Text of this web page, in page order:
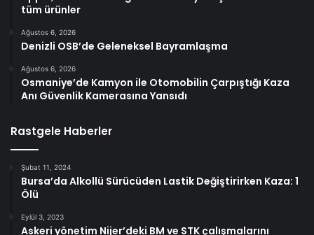
tüm ürünler
Ağustos 6, 2026
Denizli OSB’de Geleneksel Bayramlaşma
Ağustos 6, 2026
Osmaniye’de Kamyon ile Otomobilin Çarpıştığı Kaza
Anı Güvenlik Kamerasına Yansıdı
Rastgele Haberler
Şubat 11, 2024
Bursa’da Alkollü Sürücüden Lastik Değiştirirken Kaza: 1
Ölü
Eylül 3, 2023
Askeri yönetim Nijer’deki BM ve STK çalışmalarını